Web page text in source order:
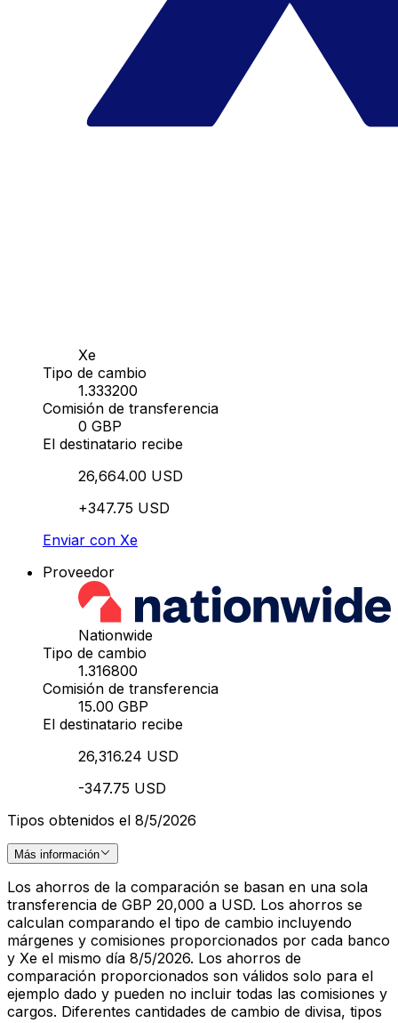
Xe
Tipo de cambio
1.333200
Comisión de transferencia
0 GBP
El destinatario recibe
26,664.00 USD
+347.75 USD
Enviar con Xe
Proveedor
Nationwide
Tipo de cambio
1.316800
Comisión de transferencia
15.00 GBP
El destinatario recibe
26,316.24 USD
-347.75 USD
Tipos obtenidos el 8/5/2026
Más información
Los ahorros de la comparación se basan en una sola
transferencia de GBP 20,000 a USD. Los ahorros se
calculan comparando el tipo de cambio incluyendo
márgenes y comisiones proporcionados por cada banco
y Xe el mismo día 8/5/2026. Los ahorros de
comparación proporcionados son válidos solo para el
ejemplo dado y pueden no incluir todas las comisiones y
cargos. Diferentes cantidades de cambio de divisa, tipos